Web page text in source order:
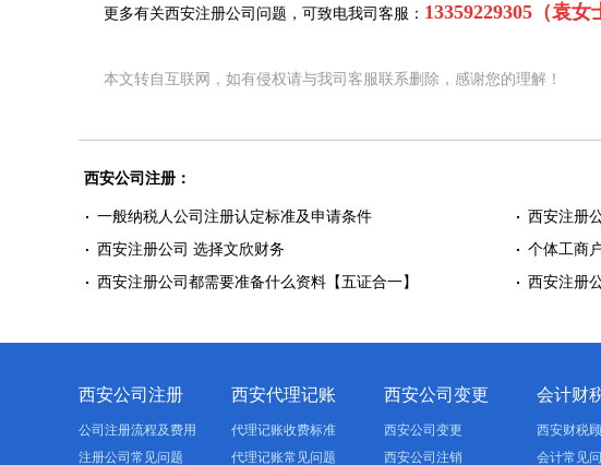
更多有关西安注册公司问题，可致电我司客服： 13359229305（袁女
本文转自互联网，如有侵权请与我司客服联系删除，感谢您的理解！
西安公司注册：
一般纳税人公司注册认定标准及申请条件 西安注册
西安注册公司 选择文欣财务
个体工商
西安注册公司都需要准备什么资料【五证合一】
西安注册
西安公司注册
公司注册流程及费用
注册公司常见问题
西安代理记账
代理记账收费标准
代理记账常见问题
西安公司变更
西安公司变更
西安公司注销
会计财
西安财税
会计常见